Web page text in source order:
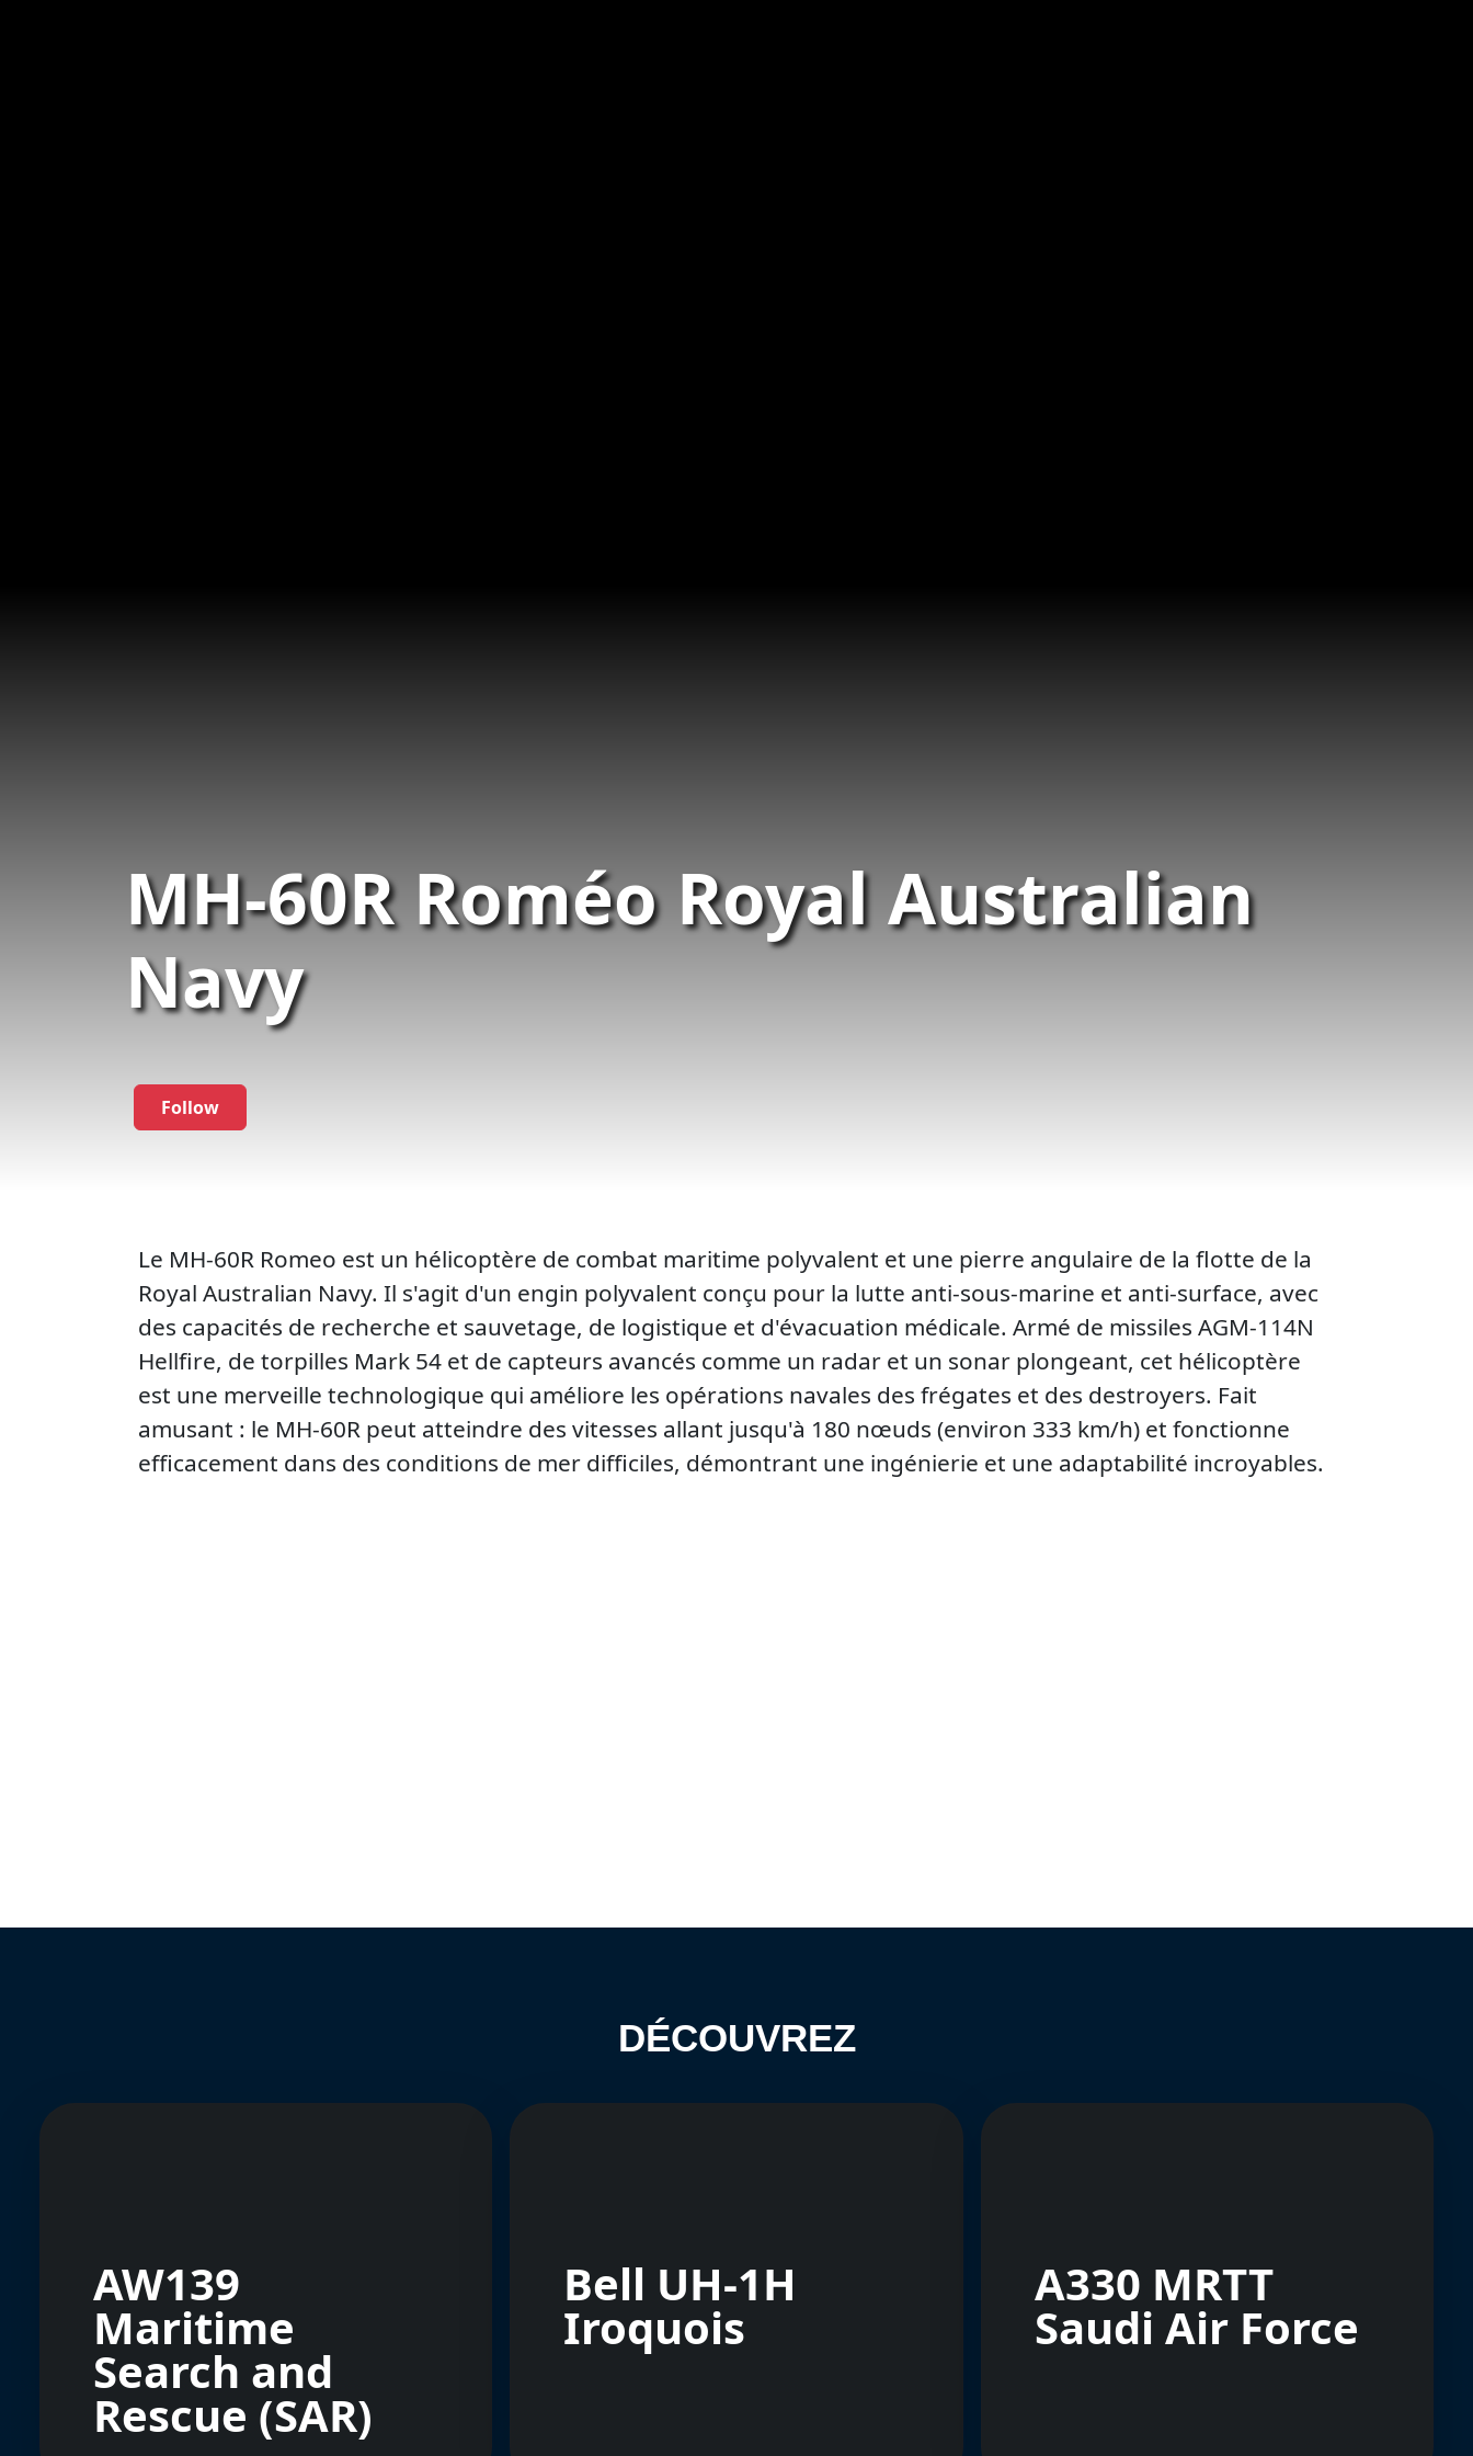
MH-60R Roméo Royal Australian
Navy
Follow
Le MH-60R Romeo est un hélicoptère de combat maritime polyvalent et une pierre angulaire de la flotte de la
Royal Australian Navy. Il s'agit d'un engin polyvalent conçu pour la lutte anti-sous-marine et anti-surface, avec
des capacités de recherche et sauvetage, de logistique et d'évacuation médicale. Armé de missiles AGM-114N
Hellfire, de torpilles Mark 54 et de capteurs avancés comme un radar et un sonar plongeant, cet hélicoptère
est une merveille technologique qui améliore les opérations navales des frégates et des destroyers. Fait
amusant : le MH-60R peut atteindre des vitesses allant jusqu'à 180 nœuds (environ 333 km/h) et fonctionne
efficacement dans des conditions de mer difficiles, démontrant une ingénierie et une adaptabilité incroyables.
DÉCOUVREZ
AW139
Maritime
Search and
Rescue (SAR)
Bell UH-1H
Iroquois
A330 MRTT
Saudi Air Force